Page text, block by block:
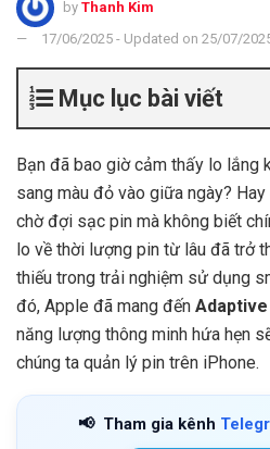
by Thanh Kim
17/06/2025 - Updated on 25/07/
Mục lục bài viết
Bạn đã bao giờ cảm thấy lo lắng
sang màu đỏ vào giữa ngày?
chờ đợi sạc pin mà không biết
lo về thời lượng pin từ lâu đã trở
thiếu trong trải nghiệm sử dụng
đó, Apple đã mang đến
năng lượng thông minh hứa hẹn
chúng ta quản lý pin trên iPhone.
📢 Tham gia kênh